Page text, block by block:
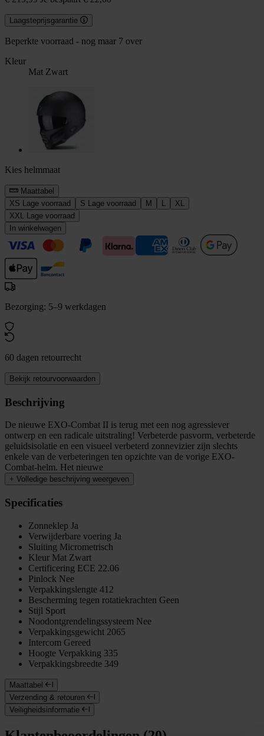
Laagsteprijsgarantie
Beperkte voorraad - nog maar 7 over
Kleur
Mat Zwart
Kies helmmaat
Maattabel
XS
Lage voorraad S Lage voorraad M
XL
XXL
Lage voorraad
In winkelwagen
Bezorging: 5–9 werkdagen
60 dagen retourrecht
Bekijk retourvoorwaarden
Beschrijving
De nieuwe EXO-Combat II is terug met een nog agressiever
ontwerp en een radicale uitstraling! Verbeterde pasvorm, verbeterde
geluidsisolatie en een visueel verbeterd zonnevizier zijn slechts
enkele van de verbeteringen ten opzichte van de vorige EXO-
Combat-helm. Het nieuwe
+ Volledige beschrijving weergeven
Specificaties
Zonneklep Ja
Verwijderbare voering Ja
Sluiting Micrometrisch
Kleur Mat Zwart
Certificering ECE 22.06
Pinlock Nee
Verpakkingslengte 412
Bescherming tegen rotatiekrachten Geen
Stijl Sport
Noodontgrendelingssysteem Nee
Verpakkingsgewicht 2065
Intercom Gereed
Hoogte Verpakking 335
Verpakkingsbreedte 349
Maattabel
Verzending & retouren
Veiligheidsinformatie